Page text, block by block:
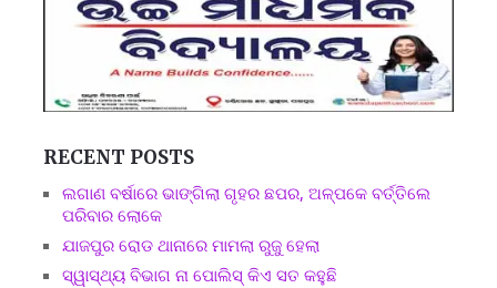
RECENT POSTS
ଲଗାଣ ବର୍ଷାରେ ଭାଙ୍ଗିଲା ଗୃହର ଛପର, ଅଳ୍ପକେ ବର୍ତ୍ତିଲେ
ପରିବାର ଲୋକେ
ଯାଜପୁର ରୋଡ ଥାନାରେ ମାମଲା ରୁଜୁ ହେଲା
ସ୍ୱାସ୍ଥ୍ୟ ବିଭାଗ ନା ପୋଲିସ୍ କିଏ ସତ କହୁଛି